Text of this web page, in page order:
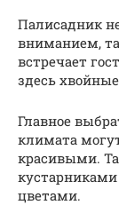
Палисадник
вниманием,
встречает
здесь
Главное
климата
красивыми.
цветами.